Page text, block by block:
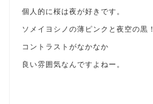
個人的に桜は夜が好きです。
ソメイヨシノの薄ピンクと夜空の黒！
コントラストがなかなか
良い雰囲気なんですよねー。